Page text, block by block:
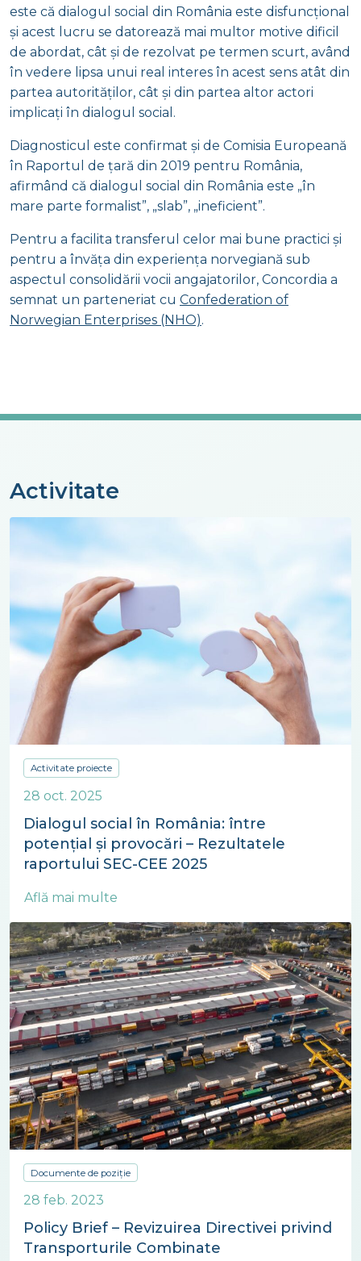
este că dialogul social din România este disfuncțional
și acest lucru se datorează mai multor motive dificil
de abordat, cât și de rezolvat pe termen scurt, având
în vedere lipsa unui real interes în acest sens atât din
partea autorităților, cât și din partea altor actori
implicați în dialogul social.
Diagnosticul este confirmat și de Comisia Europeană
în Raportul de țară din 2019 pentru România,
afirmând că dialogul social din România este „în
mare parte formalist”, „slab”, „ineficient”.
Pentru a facilita transferul celor mai bune practici și
pentru a învăța din experiența norvegiană sub
aspectul consolidării vocii angajatorilor, Concordia a
semnat un parteneriat cu Confederation of
Norwegian Enterprises (NHO).
Activitate
Activitate proiecte
28 oct. 2025
Dialogul social în România: între
potențial și provocări – Rezultatele
raportului SEC-CEE 2025
Află mai multe
Documente de poziție
28 feb. 2023
Policy Brief – Revizuirea Directivei privind
Transporturile Combinate